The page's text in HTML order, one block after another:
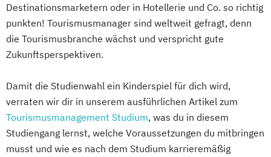
Destinationsmarketern oder in Hotellerie und Co. so richtig
punkten! Tourismusmanager sind weltweit gefragt, denn
die Tourismusbranche wächst und verspricht gute
Zukunftsperspektiven.
Damit die Studienwahl ein Kinderspiel für dich wird,
verraten wir dir in unserem ausführlichen Artikel zum
Tourismusmanagement Studium, was du in diesem
Studiengang lernst, welche Voraussetzungen du mitbringen
musst und wie es nach dem Studium karrieremäßig